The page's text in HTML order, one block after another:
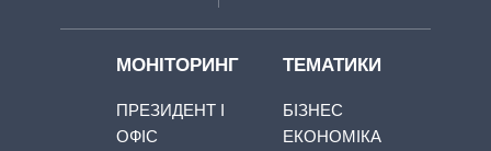
МОНІТОРИНГ
ПРЕЗИДЕНТ І
ОФІС
ТЕМАТИКИ
БІЗНЕС
ЕКОНОМІКА